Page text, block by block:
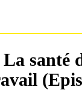
santé